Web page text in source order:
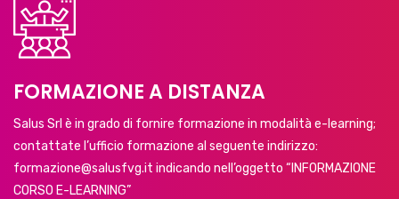
FORMAZIONE A DISTANZA
Salus Srl è in grado di fornire formazione in modalità e-learning;
contattate l’ufficio formazione al seguente indirizzo:
formazione@salusfvg.it indicando nell’oggetto “INFORMAZIONE
CORSO E-LEARNING”